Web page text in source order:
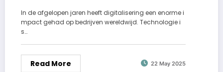
In de afgelopen jaren heeft digitalisering een enorme i
mpact gehad op bedrijven wereldwijd. Technologie i
s…
Read More 22 May 2025